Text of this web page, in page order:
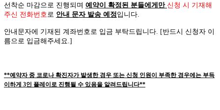
선착순 마감으로 진행되며 예약이 확정된 분들에게만 신청 시 기재해
주신 전화번호로 안내 문자 발송 예정입니다.
안내문자에 기재된 계좌번호로 입금 부탁드립니다. [반드시 신청자 이
름으로 입금해주세요.]
**예약자 중 코로나 확진자가 발생한 경우 또는 신청 인원이 부족한 경우에는 부득
이하게 3인 플레이로 진행될 수 있음을 알려드립니다**